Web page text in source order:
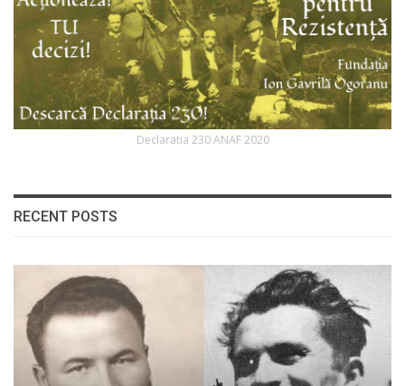
Declaratia 230 ANAF 2020
RECENT POSTS